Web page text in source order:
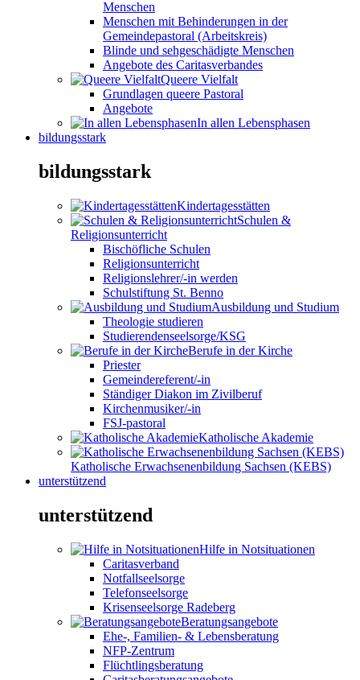
Menschen
Menschen mit Behinderungen in der
Gemeindepastoral (Arbeitskreis)
Blinde und sehgeschädigte Menschen
Angebote des Caritasverbandes
Queere Vielfalt
Grundlagen queere Pastoral
Angebote
In allen Lebensphasen
bildungsstark
bildungsstark
Kindertagesstätten
Schulen &
Religionsunterricht
Bischöfliche Schulen
Religionsunterricht
Religionslehrer/-in werden
Schulstiftung St. Benno
Ausbildung und Studium
Theologie studieren
Studierendenseelsorge/KSG
Berufe in der Kirche
Priester
Gemeindereferent/-in
Ständiger Diakon im Zivilberuf
Kirchenmusiker/-in
FSJ-pastoral
Katholische Akademie
Katholische Erwachsenenbildung Sachsen (KEBS)
unterstützend
unterstützend
Hilfe in Notsituationen
Caritasverband
Notfallseelsorge
Telefonseelsorge
Krisenseelsorge Radeberg
Beratungsangebote
Ehe-, Familien- & Lebensberatung
NFP-Zentrum
Flüchtlingsberatung